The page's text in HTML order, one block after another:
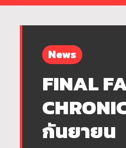
News
FINAL
กันยายน